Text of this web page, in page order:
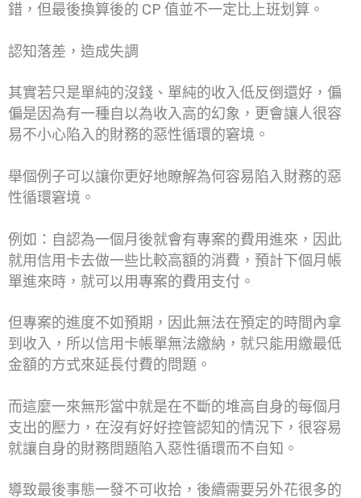
錯，但最後換算後的 CP 值並不一定比上班划算。
認知落差，造成失調
其實若只是單純的沒錢、單純的收入低反倒還好，偏
偏是因為有一種自以為收入高的幻象，更會讓人很容
易不小心陷入的財務的惡性循環的窘境。
舉個例子可以讓你更好地瞭解為何容易陷入財務的惡
性循環窘境。
例如：自認為一個月後就會有專案的費用進來，因此
就用信用卡去做一些比較高額的消費，預計下個月帳
單進來時，就可以用專案的費用支付。
但專案的進度不如預期，因此無法在預定的時間內拿
到收入，所以信用卡帳單無法繳納，就只能用繳最低
金額的方式來延長付費的問題。
而這麼一來無形當中就是在不斷的堆高自身的每個月
支出的壓力，在沒有好好控管認知的情況下，很容易
就讓自身的財務問題陷入惡性循環而不自知。
導致最後事態一發不可收拾，後續需要另外花很多的